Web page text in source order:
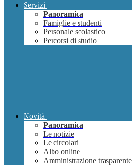
Servizi
Panoramica
Famiglie e studenti
Personale scolastico
Percorsi di studio
Novità
Panoramica
Le notizie
Le circolari
Albo online
Amministrazione trasparente